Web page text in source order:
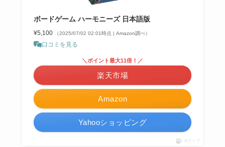
ボードゲーム ハーモニーズ 日本語版
¥5,100 （2025/07/02 02:01時点 | Amazon調べ）
口コミを見る
Amazon
＼ポイント最大11倍！／
楽天市場
Yahooショッピング
ポチップ